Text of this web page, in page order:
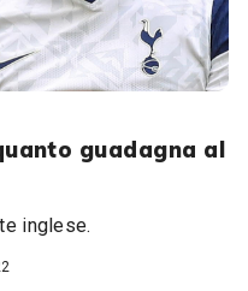
guadagna al
inglese.